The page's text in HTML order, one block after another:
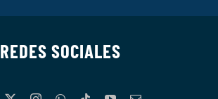
REDES SOCIALES